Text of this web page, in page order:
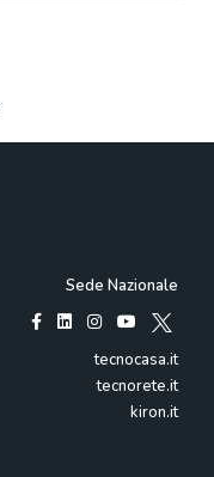
Sede Nazionale
tecnocasa.it
tecnorete.it
kiron.it